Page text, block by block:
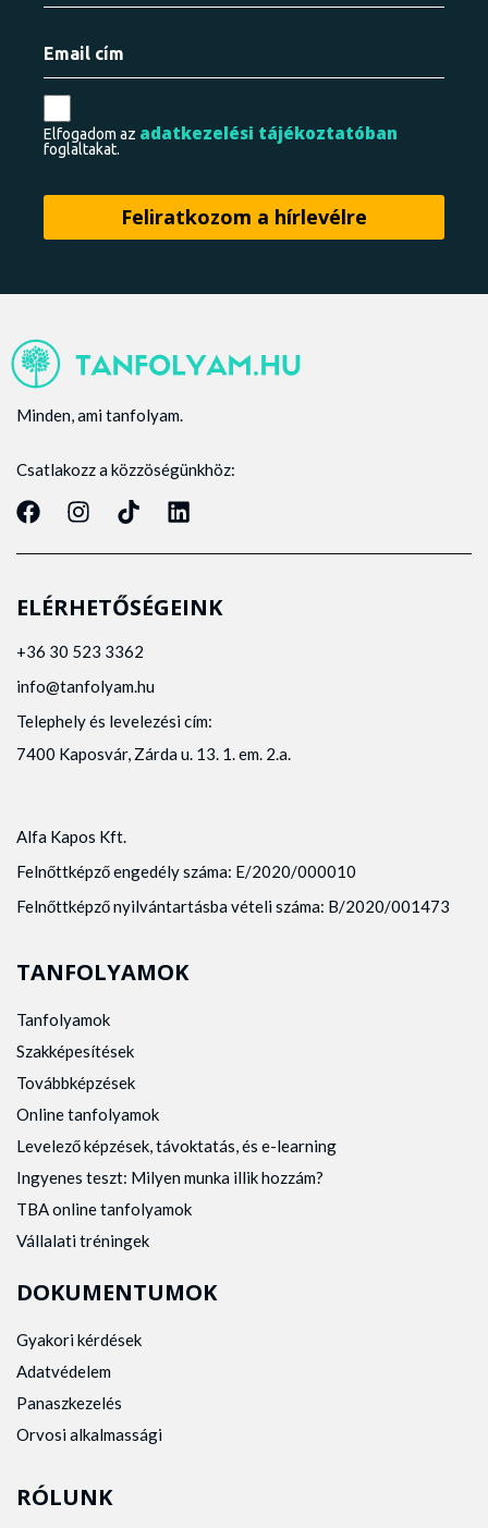
Elfogadom az adatkezelési tájékoztatóban
foglaltakat.
Minden, ami tanfolyam.
Csatlakozz a közzöségünkhöz:
ELÉRHETŐSÉGEINK
+36 30 523 3362
info@tanfolyam.hu
Telephely és levelezési cím:
7400 Kaposvár, Zárda u. 13. 1. em. 2.a.
Alfa Kapos Kft.
Felnőttképző engedély száma: E/2020/000010
Felnőttképző nyilvántartásba vételi száma: B/2020/001473
TANFOLYAMOK
Tanfolyamok
Szakképesítések
Továbbképzések
Online tanfolyamok
Levelező képzések, távoktatás, és e-learning
Ingyenes teszt: Milyen munka illik hozzám?
TBA online tanfolyamok
Vállalati tréningek
DOKUMENTUMOK
Gyakori kérdések
Adatvédelem
Panaszkezelés
Orvosi alkalmassági
RÓLUNK